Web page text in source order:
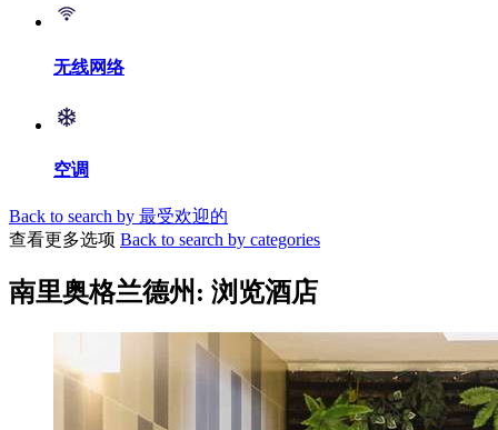
无线网络
空调
Back to search by 最受欢迎的
查看更多选项 Back to search by categories
南里奥格兰德州: 浏览酒店